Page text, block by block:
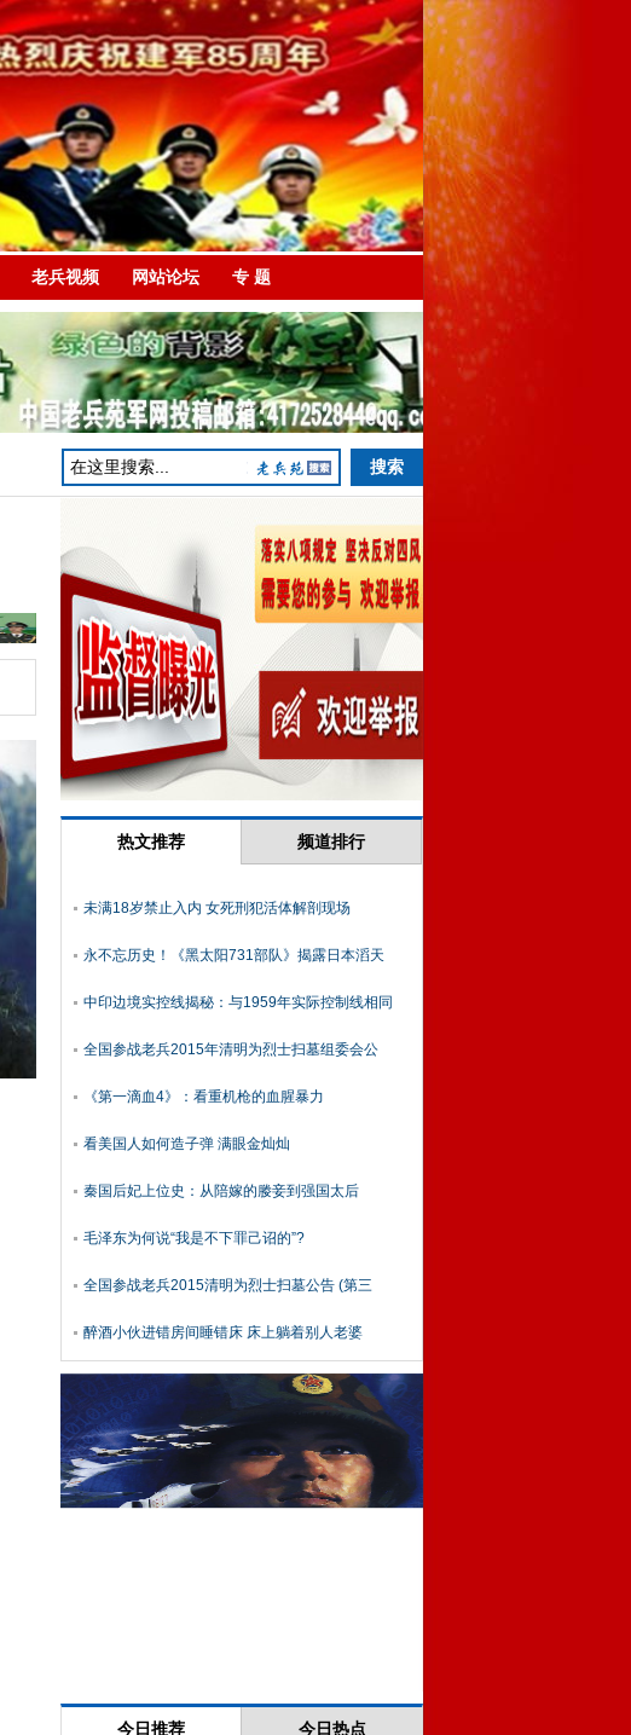
老兵视频 网站论坛 专 题
热文推荐 频道排行
未满18岁禁止入内 女死刑犯活体解剖现场
永不忘历史！《黑太阳731部队》揭露日本滔天
中印边境实控线揭秘：与1959年实际控制线相同
全国参战老兵2015年清明为烈士扫墓组委会公
《第一滴血4》：看重机枪的血腥暴力
看美国人如何造子弹 满眼金灿灿
秦国后妃上位史：从陪嫁的媵妾到强国太后
毛泽东为何说“我是不下罪己诏的”?
全国参战老兵2015清明为烈士扫墓公告 (第三
醉酒小伙进错房间睡错床 床上躺着别人老婆